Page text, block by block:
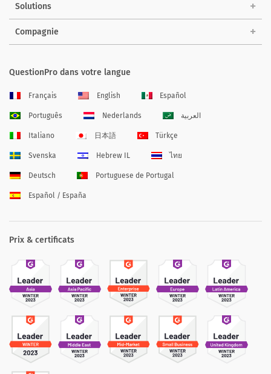
Solutions
Compagnie
QuestionPro dans votre langue
Français English Español
Português Nederlands العربية
Italiano 日本語 Türkçe
Svenska Hebrew IL ไทย
Deutsch Portuguese de Portugal
Español / España
Prix & certificats